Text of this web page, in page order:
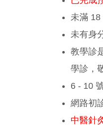
未滿 18
未有身
教學診
學診，
6 - 10
網路初
中醫針